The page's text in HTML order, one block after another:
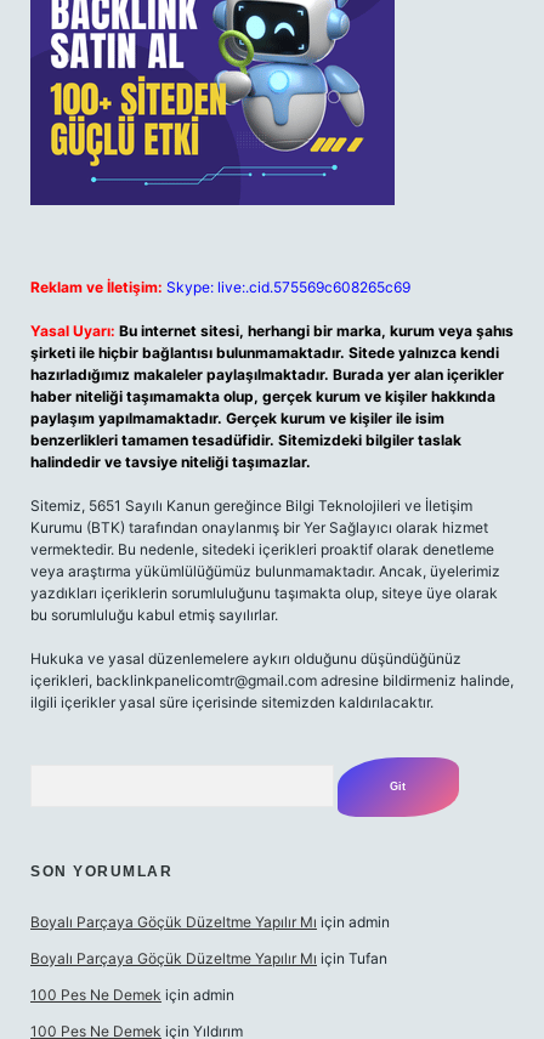
Reklam ve İletişim: Skype: live:.cid.575569c608265c69
Yasal Uyarı: Bu internet sitesi, herhangi bir marka, kurum veya şahıs
şirketi ile hiçbir bağlantısı bulunmamaktadır. Sitede yalnızca kendi
hazırladığımız makaleler paylaşılmaktadır. Burada yer alan içerikler
haber niteliği taşımamakta olup, gerçek kurum ve kişiler hakkında
paylaşım yapılmamaktadır. Gerçek kurum ve kişiler ile isim
benzerlikleri tamamen tesadüfidir. Sitemizdeki bilgiler taslak
halindedir ve tavsiye niteliği taşımazlar.
Sitemiz, 5651 Sayılı Kanun gereğince Bilgi Teknolojileri ve İletişim
Kurumu (BTK) tarafından onaylanmış bir Yer Sağlayıcı olarak hizmet
vermektedir. Bu nedenle, sitedeki içerikleri proaktif olarak denetleme
veya araştırma yükümlülüğümüz bulunmamaktadır. Ancak, üyelerimiz
yazdıkları içeriklerin sorumluluğunu taşımakta olup, siteye üye olarak
bu sorumluluğu kabul etmiş sayılırlar.
Hukuka ve yasal düzenlemelere aykırı olduğunu düşündüğünüz
içerikleri, backlinkpanelicomtr@gmail.com adresine bildirmeniz halinde,
ilgili içerikler yasal süre içerisinde sitemizden kaldırılacaktır.
SON YORUMLAR
Boyalı Parçaya Göçük Düzeltme Yapılır Mı için admin
Boyalı Parçaya Göçük Düzeltme Yapılır Mı için Tufan
100 Pes Ne Demek için admin
100 Pes Ne Demek için Yıldırım